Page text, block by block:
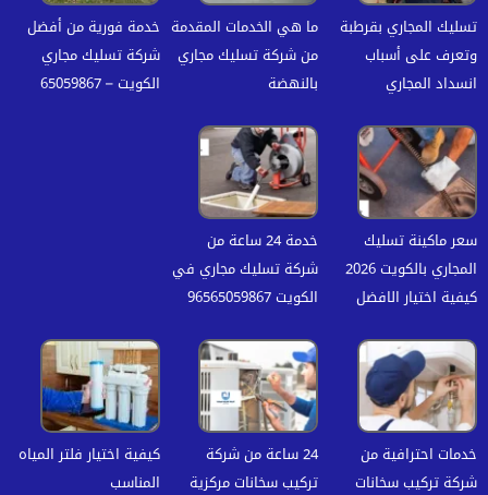
تسليك المجاري بقرطبة
وتعرف على أسباب
انسداد المجاري
ما هي الخدمات المقدمة
من شركة تسليك مجاري
بالنهضة
خدمة فورية من أفضل
شركة تسليك مجاري
الكويت – 65059867
سعر ماكينة تسليك
المجاري بالكويت 2026
كيفية اختيار الافضل
خدمة 24 ساعة من
شركة تسليك مجاري في
الكويت 96565059867
خدمات احترافية من
شركة تركيب سخانات
24 ساعة من شركة
تركيب سخانات مركزية
كيفية اختيار فلتر المياه
المناسب